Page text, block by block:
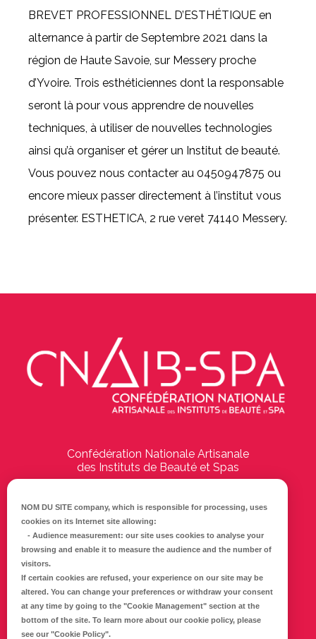
BREVET PROFESSIONNEL D’ESTHÉTIQUE en
alternance à partir de Septembre 2021 dans la
région de Haute Savoie, sur Messery proche
d’Yvoire. Trois esthéticiennes dont la responsable
seront là pour vous apprendre de nouvelles
techniques, à utiliser de nouvelles technologies
ainsi qu’à organiser et gérer un Institut de beauté.
Vous pouvez nous contacter au 0450947875 ou
encore mieux passer directement à l’institut vous
présenter. ESTHETICA, 2 rue veret 74140 Messery.
Confédération Nationale Artisanale
des Instituts de Beauté et Spas
17000 La Rochelle
Tél :05 46 41 69 79
CONTACTEZ-NOUS
NOM DU SITE company, which is responsible for processing, uses
cookies on its Internet site allowing:
- Audience measurement: our site uses cookies to analyse your
browsing and enable it to measure the audience and the number of
visitors.
If certain cookies are refused, your experience on our site may be
altered. You can change your preferences or withdraw your consent
at any time by going to the "Cookie Management" section at the
bottom of the site. To learn more about our cookie policy, please
see our "Cookie Policy".